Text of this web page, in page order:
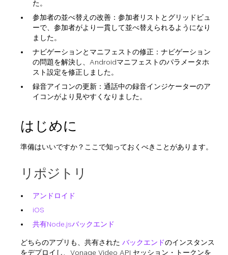
た。
参加者の並べ替えの改善：参加者リストとグリッドビュ
ーで、参加者がより一貫して並べ替えられるようになり
ました。
ナビゲーションとマニフェストの修正：ナビゲーション
の問題を解決し、Androidマニフェストのパラメータホ
スト設定を修正しました。
録音アイコンの更新：通話中の録音インジケーターのア
イコンがより見やすくなりました。
はじめに
準備はいいですか？ここで知っておくべきことがあります。
リポジトリ
アンドロイド
iOS
共有Node.jsバックエンド
どちらのアプリも、共有された バックエンドのインスタンス
をデプロイし、Vonage Video API セッション・トークンを